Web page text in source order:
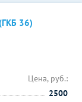
36)
Цена, руб.:
2500